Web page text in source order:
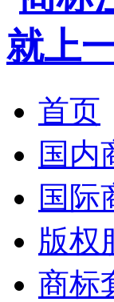
首页
国内
国际
版权
商标